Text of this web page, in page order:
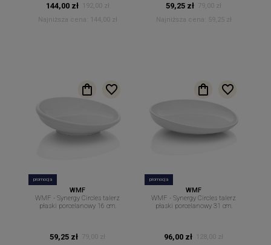
144,00 zł
192,00 zł
Najniższa cena:
144,00 zł
59,25 zł
79,00 zł
Najniższa cena:
59,25 zł
promocja
WMF
WMF - Synergy Circles talerz
płaski porcelanowy 16 cm.
59,25 zł
79,00 zł
promocja
WMF
WMF - Synergy Circles talerz
płaski porcelanowy 31 cm.
96,00 zł
128,00 zł